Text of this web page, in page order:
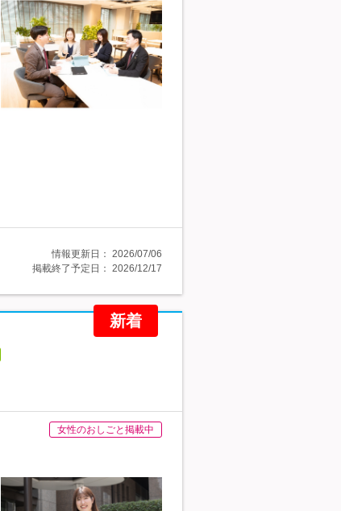
情報更新日： 2026/07/06
掲載終了予定日： 2026/12/17
新着
女性のおしごと掲載中